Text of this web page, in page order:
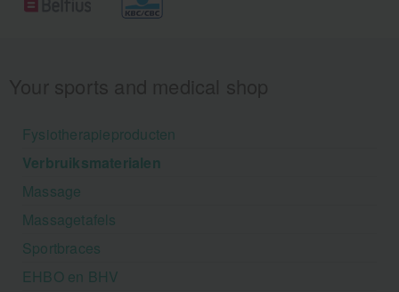
Fysiotherapieproducten
Verbruiksmaterialen
Massage
Massagetafels
Sportbraces
EHBO en BHV